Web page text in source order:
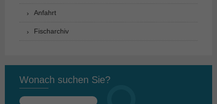
Anfahrt
Fischarchiv
Wonach suchen Sie?
Suchen